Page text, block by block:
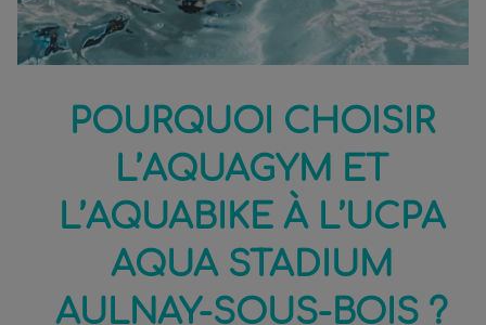
POURQUOI CHOISIR
L’AQUAGYM ET
L’AQUABIKE À L’UCPA
AQUA STADIUM
AULNAY-SOUS-BOIS ?